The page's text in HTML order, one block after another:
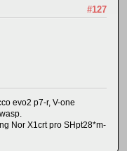
#127
evo2 p7-r, V-one
Nor X1crt pro SHpt28*m-